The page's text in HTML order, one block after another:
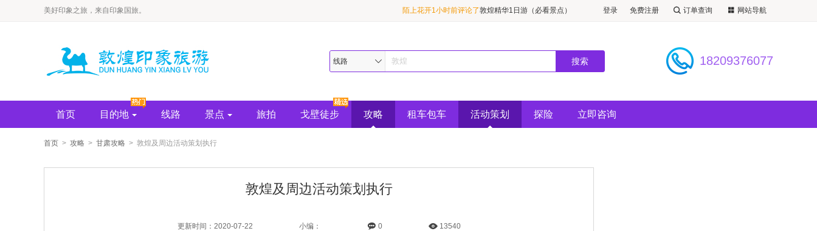
​美好印象之旅，来自印象国旅。 登录 免费注册 订单查询 网站导航
陌上花开1小时前评论了敦煌精华1日游（必看景点）
王丽华3小时前评论了别克商务GL8
线路
18209376077
首页 目的地 线路 景点 旅拍 戈壁徒步 攻略 租车包车 活动策划 探险 立即咨询
首页 > 攻略 > 甘肃攻略 > 敦煌及周边活动策划执行
敦煌及周边活动策划执行
更新时间：2020-07-22 小编： 0 13540